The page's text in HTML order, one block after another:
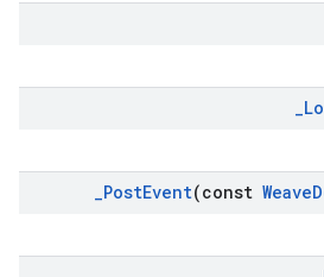
_
_PostEvent(const Weave